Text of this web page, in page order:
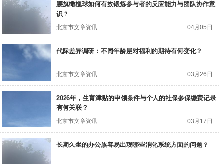
腰旗橄榄球如何有效锻炼参与者的反应能力与团队协作意
识？
北京市文章资讯 04月05日
代际差异调研：不同年龄层对福利的期待有何变化？
北京市文章资讯 03月26日
2026年，生育津贴的申领条件与个人的社保参保缴费记录
有何关联？
北京市文章资讯 03月17日
长期久坐的办公族容易出现哪些消化系统方面的问题？